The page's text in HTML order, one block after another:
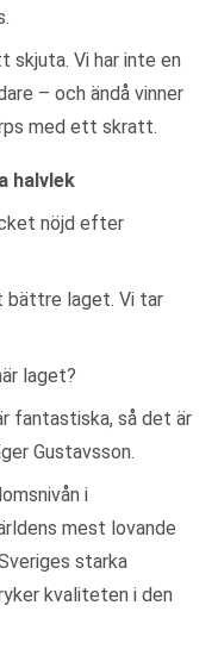
skjuta. Vi har inte en
– och ändå vinner
med ett skratt.
halvlek
nöjd efter
bättre laget. Vi tar
laget?
fantastiska, så det är
Gustavsson.
i
mest lovande
starka
kvaliteten i den